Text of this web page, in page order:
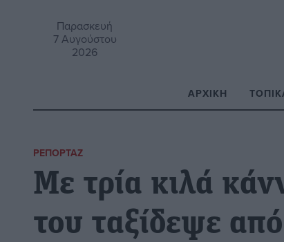
Παρασκευή
7 Αυγούστου
2026
ΑΡΧΙΚΉ
ΡΕΠΟΡΤΆΖ
Με τρία κιλά
του ταξίδεψε